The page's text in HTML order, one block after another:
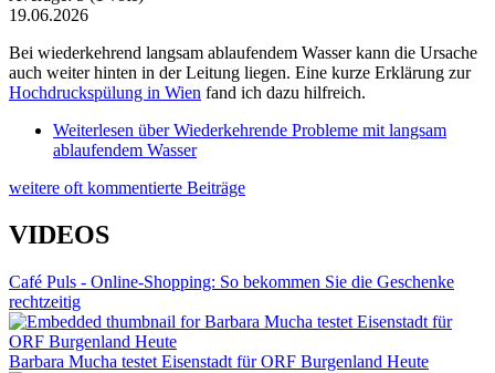
19.06.2026
Bei wiederkehrend langsam ablaufendem Wasser kann die Ursache
auch weiter hinten in der Leitung liegen. Eine kurze Erklärung zur
Hochdruckspülung in Wien fand ich dazu hilfreich.
Weiterlesen über Wiederkehrende Probleme mit langsam
ablaufendem Wasser
weitere oft kommentierte Beiträge
VIDEOS
Café Puls - Online-Shopping: So bekommen Sie die Geschenke
rechtzeitig
Barbara Mucha testet Eisenstadt für ORF Burgenland Heute